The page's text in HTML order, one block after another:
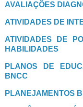
AVALIAÇÕES
ATIVIDADES DE
ATIVIDADES DE
HABILIDADES
PLANOS DE
BNCC
PLANEJAMENTOS